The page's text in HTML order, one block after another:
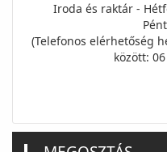
Iroda és raktár -
(Telefonos elérhetőség
között: